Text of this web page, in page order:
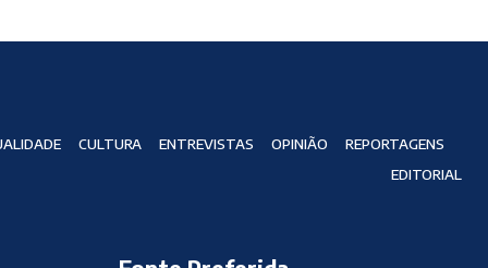
CULTURA ENTREVISTAS OPINIÃO
REPORTAGENS
EDITORIAL